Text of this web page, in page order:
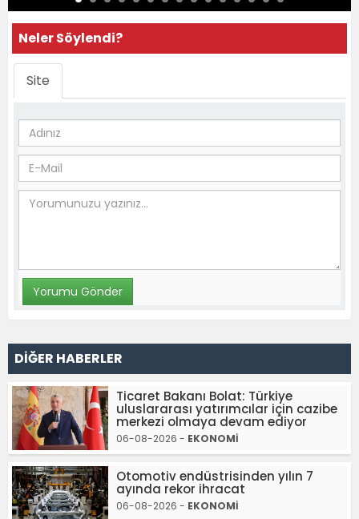
Neler Söylendi?
Site
DİĞER HABERLER
Ticaret Bakanı Bolat: Türkiye
uluslararası yatırımcılar için cazibe
merkezi olmaya devam ediyor
06-08-2026 - EKONOMİ
Otomotiv endüstrisinden yılın 7
ayında rekor ihracat
06-08-2026 - EKONOMİ